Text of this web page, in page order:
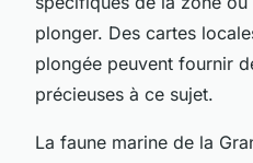
plonger. Des cartes
plongée peuvent fournir
précieuses à ce sujet.
La faune marine de la